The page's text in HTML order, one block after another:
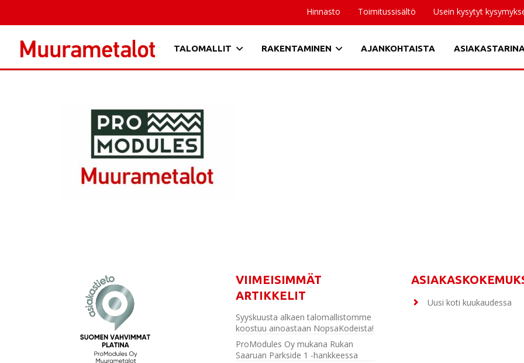
Hinnasto Toimitussisältö Usein kysytyt
TALOMALLIT RAKENTAMINEN AJANKOHTAISTA
VIIMEISIMMÄT
ARTIKKELIT
Syyskuusta alkaen talomallistomme
koostuu ainoastaan NopsaKodeista!
ProModules Oy mukana Rukan
Saaruan Parkside 1 -hankkeessa
Uusi koti kuukaudessa